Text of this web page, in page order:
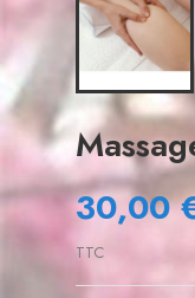
30,00
TTC